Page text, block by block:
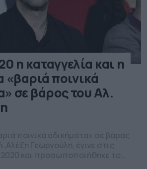
η καταγγελία και η
«βαριά ποινικά
σε βάρος του Αλ.